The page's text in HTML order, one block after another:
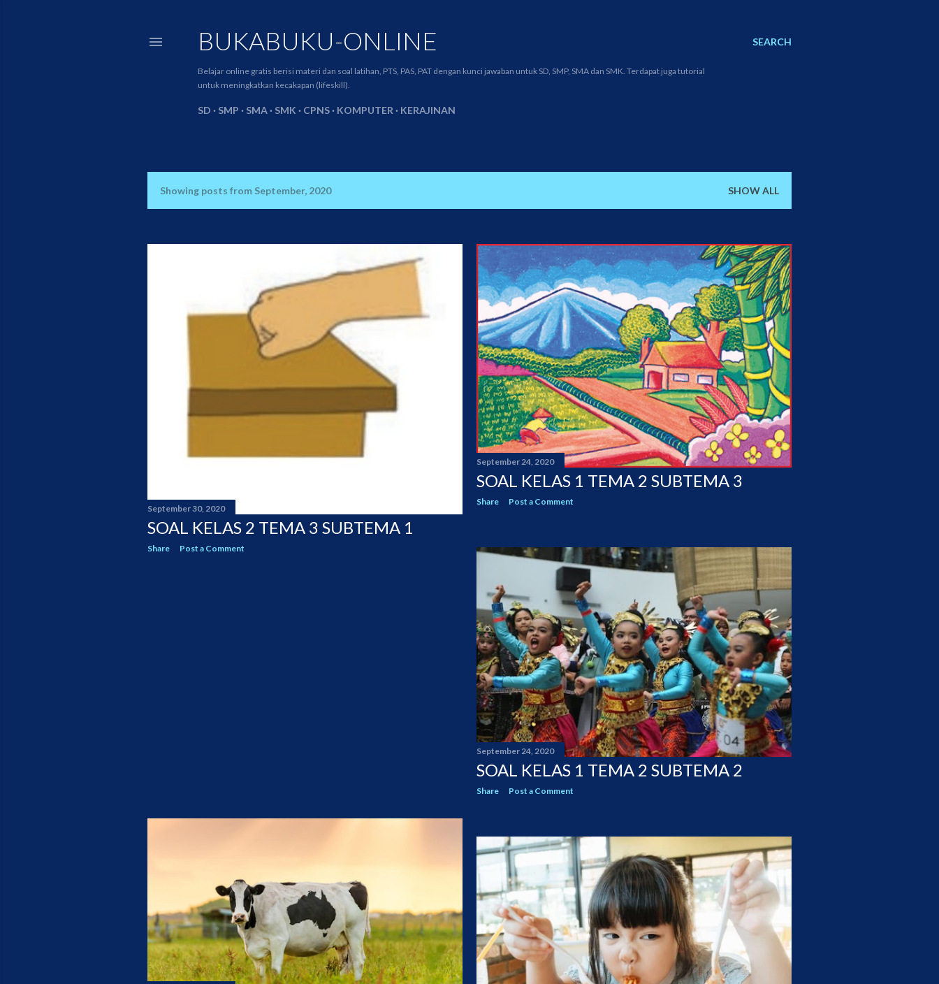
SEARCH
BUKABUKU-ONLINE
Belajar online gratis berisi materi dan soal latihan, PTS, PAS, PAT dengan kunci jawaban untuk SD, SMP, SMA dan SMK. Terdapat juga tutorial
untuk meningkatkan kecakapan (lifeskill).
SD SMP SMA SMK CPNS KOMPUTER KERAJINAN
s
Showing posts from September, 2020 SHOW ALL
September 30, 2020
SOAL KELAS 2 TEMA 3 SUBTEMA 1
Share Post a Comment
September 24, 2020
SOAL KELAS 1 TEMA 2 SUBTEMA 3
Share Post a Comment
September 24, 2020
SOAL KELAS 1 TEMA 2 SUBTEMA 2
Share Post a Comment